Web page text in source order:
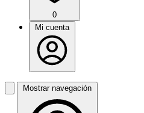
0
Mi cuenta
Mostrar navegación